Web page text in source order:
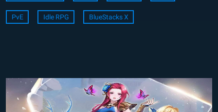
PvE Idle RPG BlueStacks X